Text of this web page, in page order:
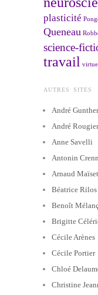
plasticité
Queneau
science-
travail virtuel
AUTRES SITES
André
André Rougier
Anne Savelli
Antonin Crenn
Arnaud
Béatrice Rilos
Benoît
Brigitte
Cécile Arènes
Cécile Portier
Chloé
Christine